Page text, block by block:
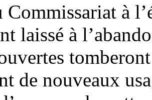
Commissariat à
laissé à
de nouveaux